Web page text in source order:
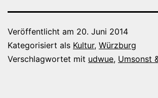
Veröffentlicht am 20. Juni 2014
Kategorisiert als Kultur, Würzburg
Verschlagwortet mit udwue, Umsonst